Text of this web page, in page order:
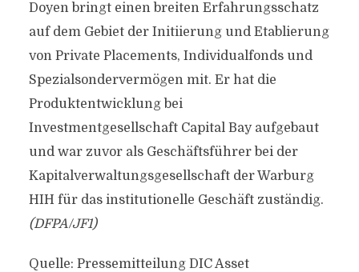
Doyen bringt einen breiten Erfahrungsschatz
auf dem Gebiet der Initiierung und Etablierung
von Private Placements, Individualfonds und
Spezialsondervermögen mit. Er hat die
Produktentwicklung bei
Investmentgesellschaft Capital Bay aufgebaut
und war zuvor als Geschäftsführer bei der
Kapitalverwaltungsgesellschaft der Warburg
HIH für das institutionelle Geschäft zuständig.
(DFPA/JF1)
Quelle: Pressemitteilung DIC Asset